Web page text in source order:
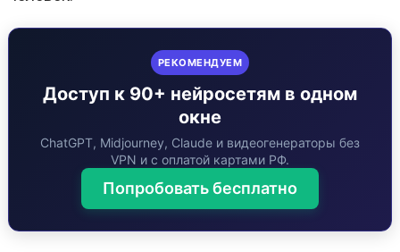
РЕКОМЕНДУЕМ
Доступ к 90+ нейросетям в одном
окне
ChatGPT, Midjourney, Claude и видеогенераторы без
VPN и с оплатой картами РФ.
Попробовать бесплатно